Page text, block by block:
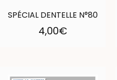
SPÉCIAL DENTELLE N°80
4,00€